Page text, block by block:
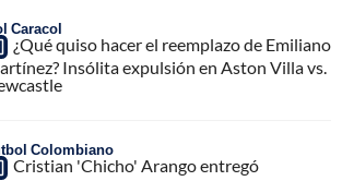
Caracol
¿Qué quiso hacer el reemplazo de Emiliano
Insólita expulsión en Aston Villa vs.
Colombiano
Cristian 'Chicho' Arango entregó